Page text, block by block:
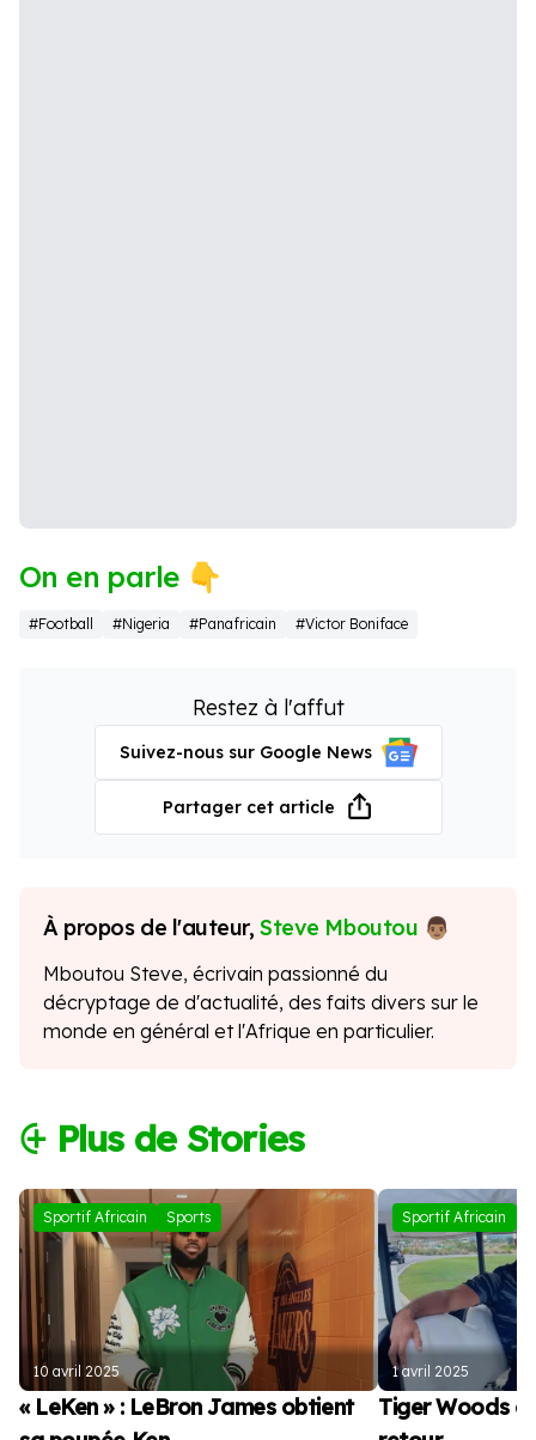
On en parle 👇
#Football #Nigeria #Panafricain #Victor Boniface
Restez à l'affut
Suivez-nous sur Google News
Partager cet article
À propos de l'auteur,Steve Mboutou
Mboutou Steve, écrivain passionné du
décryptage de d'actualité, des faits divers sur le
monde en général et l'Afrique en particulier.
⨭ Plus de Stories
Sportif Africain Sports
10 avril 2025
« LeKen » : LeBron James obtient
Sportif Africain
1 avril 2025
Tiger Woods